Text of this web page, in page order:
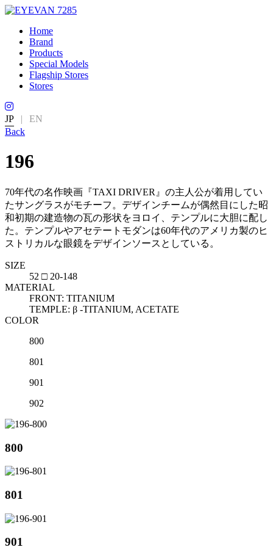
Home
Brand
Products
Special Models
Flagship Stores
Stores
JP |
EN
Back
196
70年代の名作映画『TAXI DRIVER』の主人公が着用してい
たサングラスがモチーフ。デザインチームが偶然目にした昭
和初期の建造物の瓦の形状をヨロイ、テンプルに大胆に配し
た。テンプルやアセテートモダンは60年代のアメリカ製のヒ
ストリカルな眼鏡をデザインソースとしている。
SIZE
52 □ 20-148
MATERIAL
FRONT: TITANIUM
TEMPLE: β -TITANIUM, ACETATE
COLOR
800
801
901
902
800
801
901